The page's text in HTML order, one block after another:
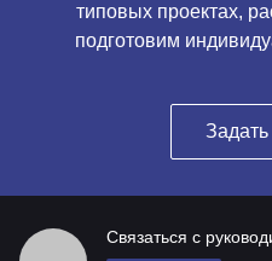
типовых проектах,
подготовим
Связаться с